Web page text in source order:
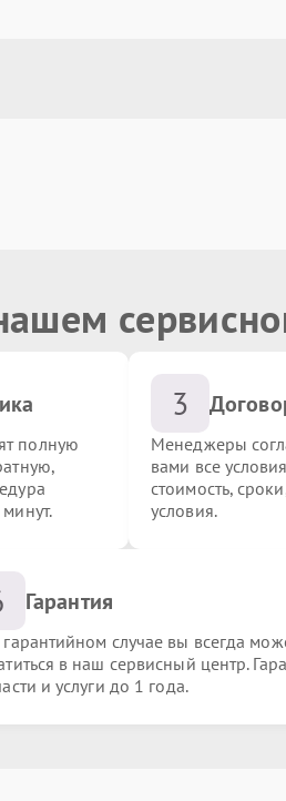
полную
3
Менеджеры
вами все
стоимость,
условия.
Гарантия
случае вы всегда
в наш сервисный центр.
и услуги до 1 года.